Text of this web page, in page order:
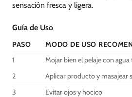
sensación fresca y ligera.
Guía de Uso
PASO
MODO DE USO
1
Mojar bien el pelaje con agua
2
Aplicar producto y masajear
3
Evitar ojos y hocico